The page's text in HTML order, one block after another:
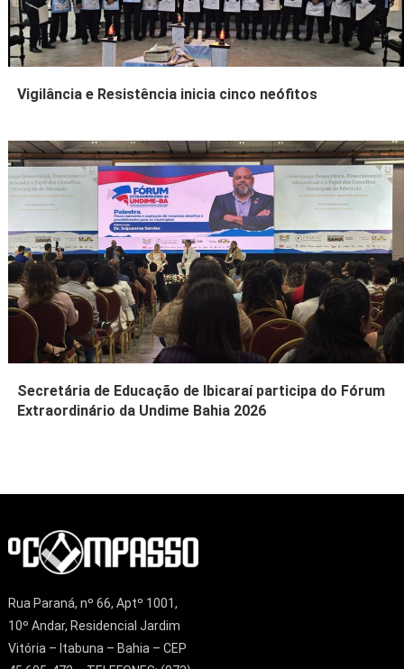
Vigilância e Resistência inicia cinco neófitos
Secretária de Educação de Ibicaraí participa do Fórum
Extraordinário da Undime Bahia 2026
Rua Paraná, nº 66, Aptº 1001,
10º Andar, Residencial Jardim
Vitória – Itabuna – Bahia – CEP